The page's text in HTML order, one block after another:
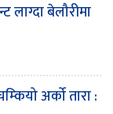
लाग्दा बेलौरीमा
अर्को तारा :